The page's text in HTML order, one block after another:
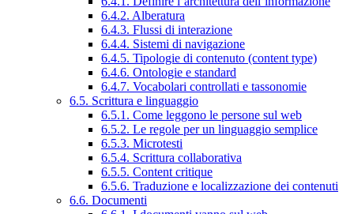
6.4.2. Alberatura
6.4.3. Flussi di interazione
6.4.4. Sistemi di navigazione
6.4.5. Tipologie di contenuto (content type)
6.4.6. Ontologie e standard
6.4.7. Vocabolari controllati e tassonomie
6.5. Scrittura e linguaggio
6.5.1. Come leggono le persone sul web
6.5.2. Le regole per un linguaggio semplice
6.5.3. Microtesti
6.5.4. Scrittura collaborativa
6.5.5. Content critique
6.5.6. Traduzione e localizzazione dei contenuti
6.6. Documenti